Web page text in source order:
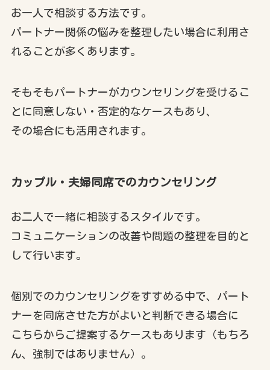
お一人で相談する方法です。
パートナー関係の悩みを整理したい場合に利用さ
れることが多くあります。
そもそもパートナーがカウンセリングを受けるこ
とに同意しない・否定的なケースもあり、
その場合にも活用されます。
カップル・夫婦同席でのカウンセリング
お二人で一緒に相談するスタイルです。
コミュニケーションの改善や問題の整理を目的と
して行います。
個別でのカウンセリングをすすめる中で、パート
ナーを同席させた方がよいと判断できる場合に
こちらからご提案するケースもあります（もちろ
ん、強制ではありません）。